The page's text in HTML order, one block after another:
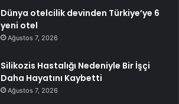
Dünya otelcilik devinden Türkiye’ye 6
yeni otel
Ağustos 7, 2026
Silikozis Hastalığı Nedeniyle Bir İşçi
Daha Hayatını Kaybetti
Ağustos 7, 2026